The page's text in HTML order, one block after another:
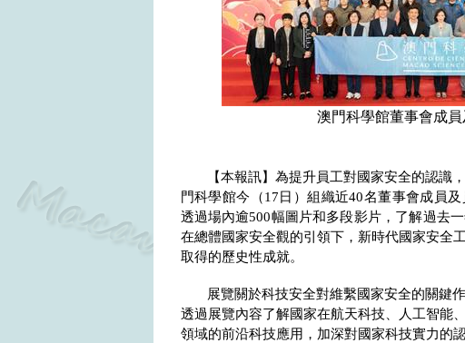
澳門科學館董事會成
【本報訊】為提升員工對國家安全的認識
門科學館今（17 日）組織近40名董事會成員及
透過場內逾500幅圖片和多段影片，了解過去
在總體國家安全觀的引領下，新時代國家安全
取得的歷史性成就。
展覽關於科技安全對維繫國家安全的關鍵
透過展覽內容了解國家在航天科技、人工智能
領域的前沿科技應用，加深對國家科技實力的